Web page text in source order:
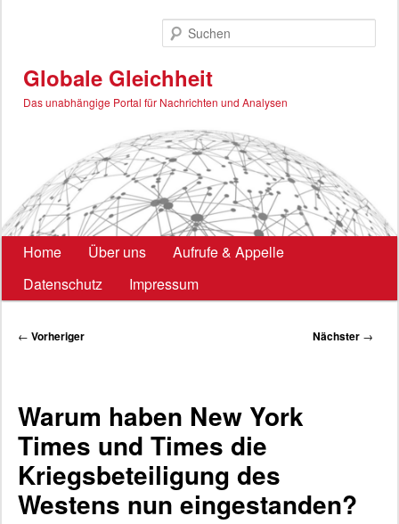
Globale Gleichheit
Das unabhängige Portal für Nachrichten und Analysen
Hauptmenü
Home Über uns
Aufrufe & Appelle
Datenschutz
Impressum
Beitragsnavigation
← Vorheriger Nächster →
Warum haben New York
Times und Times die
Kriegsbeteiligung des
Westens nun eingestanden?